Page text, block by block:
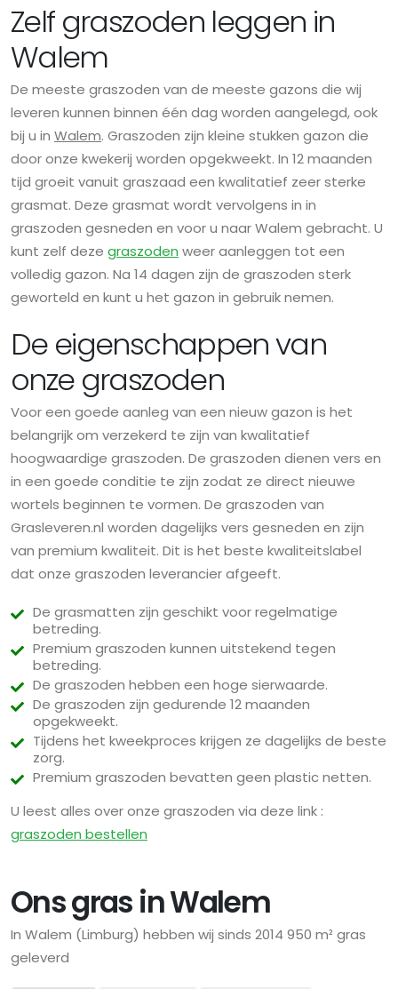
Zelf graszoden leggen in
Walem
De meeste graszoden van de meeste gazons die wij
leveren kunnen binnen één dag worden aangelegd, ook
bij u in Walem. Graszoden zijn kleine stukken gazon die
door onze kwekerij worden opgekweekt. In 12 maanden
tijd groeit vanuit graszaad een kwalitatief zeer sterke
grasmat. Deze grasmat wordt vervolgens in in
graszoden gesneden en voor u naar Walem gebracht. U
kunt zelf deze graszoden weer aanleggen tot een
volledig gazon. Na 14 dagen zijn de graszoden sterk
geworteld en kunt u het gazon in gebruik nemen.
De eigenschappen van
onze graszoden
Voor een goede aanleg van een nieuw gazon is het
belangrijk om verzekerd te zijn van kwalitatief
hoogwaardige graszoden. De graszoden dienen vers en
in een goede conditie te zijn zodat ze direct nieuwe
wortels beginnen te vormen. De graszoden van
Grasleveren.nl worden dagelijks vers gesneden en zijn
van premium kwaliteit. Dit is het beste kwaliteitslabel
dat onze graszoden leverancier afgeeft.
De grasmatten zijn geschikt voor regelmatige
betreding.
Premium graszoden kunnen uitstekend tegen
betreding.
De graszoden hebben een hoge sierwaarde.
De graszoden zijn gedurende 12 maanden
opgekweekt.
Tijdens het kweekproces krijgen ze dagelijks de beste
zorg.
Premium graszoden bevatten geen plastic netten.
U leest alles over onze graszoden via deze link :
graszoden bestellen
Ons gras in Walem
In Walem (Limburg) hebben wij sinds 2014 950 m² gras
geleverd